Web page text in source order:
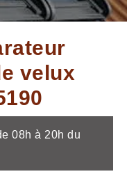
velux
08h à 20h du